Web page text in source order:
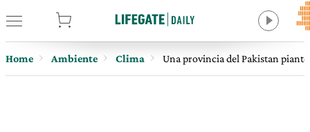
Home Ambiente Clima Una provincia del Pakistan